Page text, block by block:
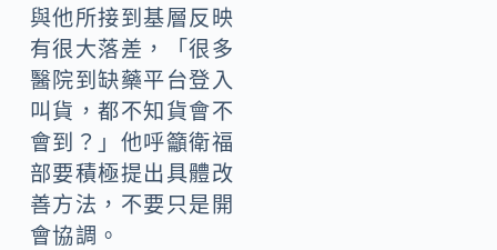
與他所接到基層反映
有很大落差，「很多
醫院到缺藥平台登入
叫貨，都不知貨會不
會到？」他呼籲衛福
部要積極提出具體改
善方法，不要只是開
會協調。